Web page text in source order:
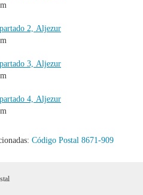
2, Aljezur
3, Aljezur
4, Aljezur
Código Postal 8671-909